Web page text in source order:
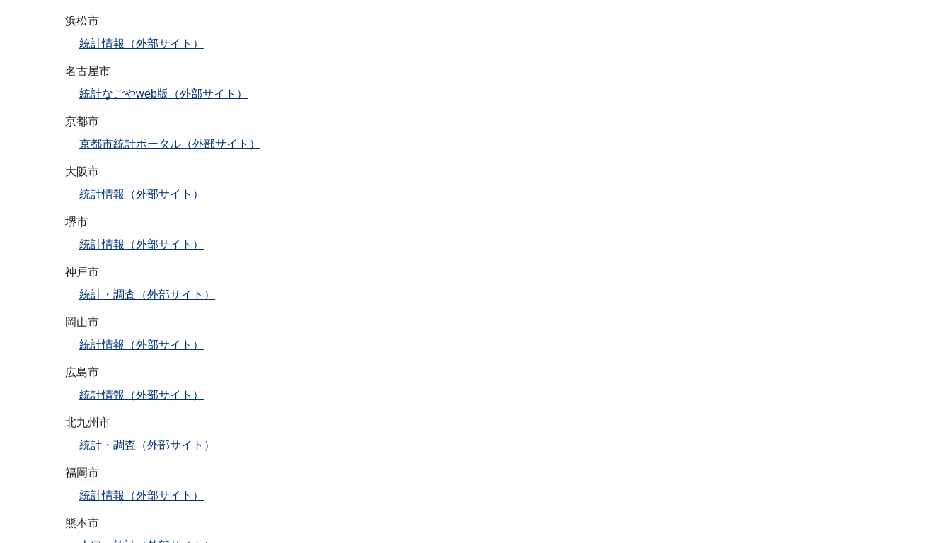
浜松市
統計情報（外部サイト）
名古屋市
統計なごやweb版（外部サイト）
京都市
京都市統計ポータル（外部サイト）
大阪市
統計情報（外部サイト）
堺市
統計情報（外部サイト）
神戸市
統計・調査（外部サイト）
岡山市
統計情報（外部サイト）
広島市
統計情報（外部サイト）
北九州市
統計・調査（外部サイト）
福岡市
統計情報（外部サイト）
熊本市